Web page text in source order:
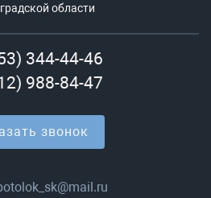
области
344-44-46
988-84-47
звонок